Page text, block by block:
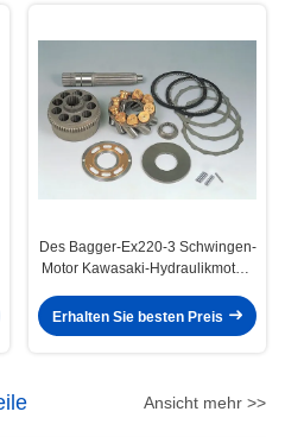
Des Bagger-Ex220-3 Schwingen-
Motor Kawasaki-Hydraulikmotor-
Erhalten Sie besten Preis
Ansicht mehr >>